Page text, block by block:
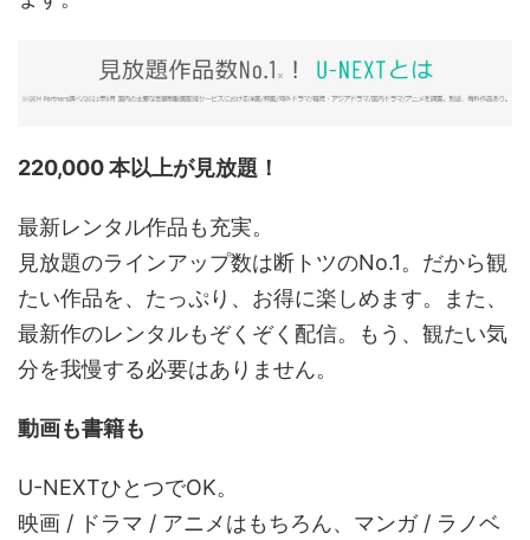
220,000 本以上が見放題！
最新レンタル作品も充実。
見放題のラインアップ数は断トツのNo.1。だから観
たい作品を、たっぷり、お得に楽しめます。また、
最新作のレンタルもぞくぞく配信。もう、観たい気
分を我慢する必要はありません。
動画も書籍も
U-NEXTひとつでOK。
映画 / ドラマ / アニメはもちろん、マンガ / ラノベ